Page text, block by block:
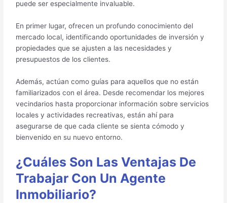
puede ser especialmente invaluable.
En primer lugar, ofrecen un profundo conocimiento del
mercado local, identificando oportunidades de inversión y
propiedades que se ajusten a las necesidades y
presupuestos de los clientes.
Además, actúan como guías para aquellos que no están
familiarizados con el área. Desde recomendar los mejores
vecindarios hasta proporcionar información sobre servicios
locales y actividades recreativas, están ahí para
asegurarse de que cada cliente se sienta cómodo y
bienvenido en su nuevo entorno.
¿Cuáles Son Las Ventajas De
Trabajar Con Un Agente
Inmobiliario?